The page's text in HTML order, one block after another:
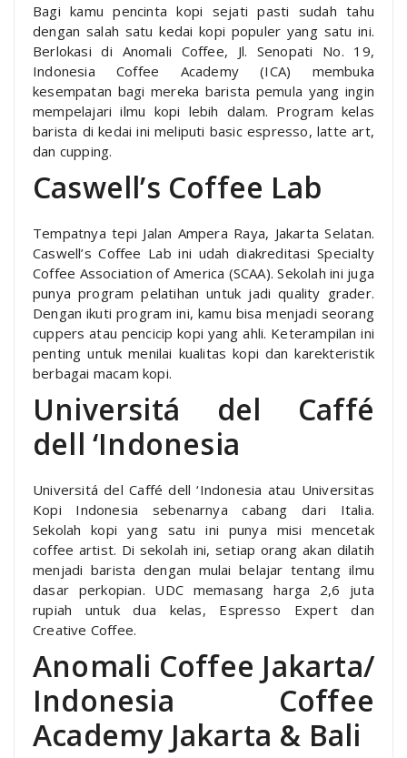
Bagi kamu pencinta kopi sejati pasti sudah tahu
dengan salah satu kedai kopi populer yang satu ini.
Berlokasi di Anomali Coffee, Jl. Senopati No. 19,
Indonesia Coffee Academy (ICA) membuka
kesempatan bagi mereka barista pemula yang ingin
mempelajari ilmu kopi lebih dalam. Program kelas
barista di kedai ini meliputi basic espresso, latte art,
dan cupping.
Caswell’s Coffee Lab
Tempatnya tepi Jalan Ampera Raya, Jakarta Selatan.
Caswell’s Coffee Lab ini udah diakreditasi Specialty
Coffee Association of America (SCAA). Sekolah ini juga
punya program pelatihan untuk jadi quality grader.
Dengan ikuti program ini, kamu bisa menjadi seorang
cuppers atau pencicip kopi yang ahli. Keterampilan ini
penting untuk menilai kualitas kopi dan karekteristik
berbagai macam kopi.
Universitá del Caffé
dell ‘Indonesia
Universitá del Caffé dell ‘Indonesia atau Universitas
Kopi Indonesia sebenarnya cabang dari Italia.
Sekolah kopi yang satu ini punya misi mencetak
coffee artist. Di sekolah ini, setiap orang akan dilatih
menjadi barista dengan mulai belajar tentang ilmu
dasar perkopian. UDC memasang harga 2,6 juta
rupiah untuk dua kelas, Espresso Expert dan
Creative Coffee.
Anomali Coffee Jakarta/
Indonesia Coffee
Academy Jakarta & Bali